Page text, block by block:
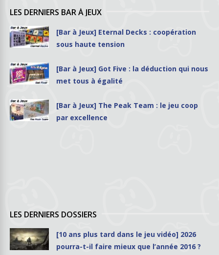
LES DERNIERS BAR À JEUX
[Bar à Jeux] Eternal Decks : coopération
sous haute tension
[Bar à Jeux] Got Five : la déduction qui nous
met tous à égalité
[Bar à Jeux] The Peak Team : le jeu coop
par excellence
LES DERNIERS DOSSIERS
[10 ans plus tard dans le jeu vidéo] 2026
pourra-t-il faire mieux que l’année 2016 ?